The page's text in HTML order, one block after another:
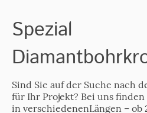
Spezial
Sind Sie auf der Suche nach
für Ihr Projekt? Bei uns
in verschiedenenLängen – ob